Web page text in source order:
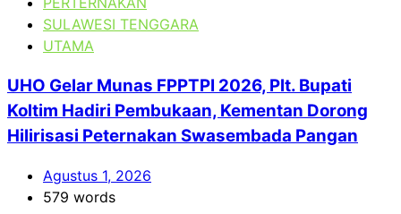
SULAWESI TENGGARA
UTAMA
UHO Gelar Munas FPPTPI 2026, Plt. Bupati
Koltim Hadiri Pembukaan, Kementan Dorong
Hilirisasi Peternakan Swasembada Pangan
Agustus 1, 2026
579 words